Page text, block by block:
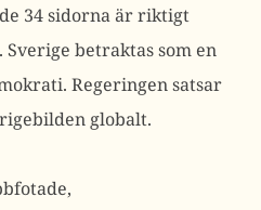
de 34 sidorna är riktigt
betraktas som en
Regeringen satsar
globalt.